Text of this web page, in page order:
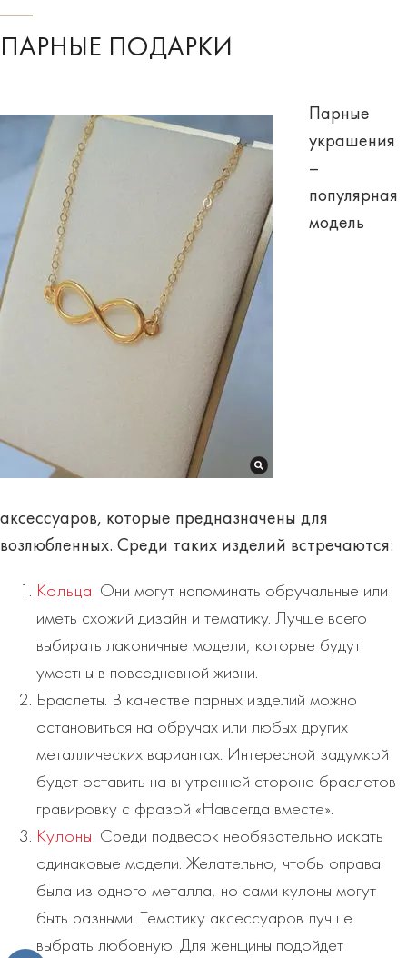
ПАРНЫЕ ПОДАРКИ
Парные
украшения
–
популярная
модель
аксессуаров, которые предназначены для
возлюбленных. Среди таких изделий встречаются:
Кольца. Они могут напоминать обручальные или
иметь схожий дизайн и тематику. Лучше всего
выбирать лаконичные модели, которые будут
уместны в повседневной жизни.
Браслеты. В качестве парных изделий можно
остановиться на обручах или любых других
металлических вариантах. Интересной задумкой
будет оставить на внутренней стороне браслетов
гравировку с фразой «Навсегда вместе».
Кулоны. Среди подвесок необязательно искать
одинаковые модели. Желательно, чтобы оправа
была из одного металла, но сами кулоны могут
быть разными. Тематику аксессуаров лучше
выбрать любовную. Для женщины подойдет